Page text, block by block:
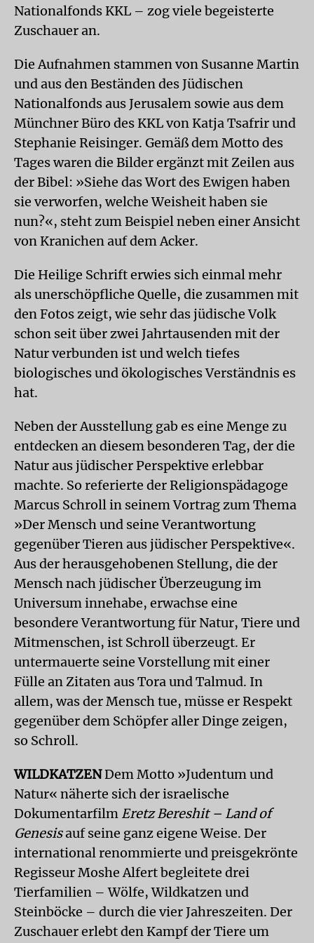
Nationalfonds KKL – zog viele begeisterte
Zuschauer an.
Die Aufnahmen stammen von Susanne Martin
und aus den Beständen des Jüdischen
Nationalfonds aus Jerusalem sowie aus dem
Münchner Büro des KKL von Katja Tsafrir und
Stephanie Reisinger. Gemäß dem Motto des
Tages waren die Bilder ergänzt mit Zeilen aus
der Bibel: »Siehe das Wort des Ewigen haben
sie verworfen, welche Weisheit haben sie
nun?«, steht zum Beispiel neben einer Ansicht
von Kranichen auf dem Acker.
Die Heilige Schrift erwies sich einmal mehr
als unerschöpfliche Quelle, die zusammen mit
den Fotos zeigt, wie sehr das jüdische Volk
schon seit über zwei Jahrtausenden mit der
Natur verbunden ist und welch tiefes
biologisches und ökologisches Verständnis es
hat.
Neben der Ausstellung gab es eine Menge zu
entdecken an diesem besonderen Tag, der die
Natur aus jüdischer Perspektive erlebbar
machte. So referierte der Religionspädagoge
Marcus Schroll in seinem Vortrag zum Thema
»Der Mensch und seine Verantwortung
gegenüber Tieren aus jüdischer Perspektive«.
Aus der herausgehobenen Stellung, die der
Mensch nach jüdischer Überzeugung im
Universum innehabe, erwachse eine
besondere Verantwortung für Natur, Tiere und
Mitmenschen, ist Schroll überzeugt. Er
untermauerte seine Vorstellung mit einer
Fülle an Zitaten aus Tora und Talmud. In
allem, was der Mensch tue, müsse er Respekt
gegenüber dem Schöpfer aller Dinge zeigen,
so Schroll.
WILDKATZENDem Motto »Judentum und
Natur« näherte sich der israelische
Dokumentarfilm Eretz Bereshit – Land of
Genesisauf seine ganz eigene Weise. Der
international renommierte und preisgekrönte
Regisseur Moshe Alfert begleitete drei
Tierfamilien – Wölfe, Wildkatzen und
Steinböcke – durch die vier Jahreszeiten. Der
Zuschauer erlebt den Kampf der Tiere um